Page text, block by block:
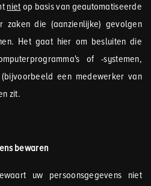
niet op basis van geautomatiseerde
zaken die (aanzienlijke) gevolgen
Het gaat hier om besluiten die
of -systemen,
een medewerker van
zit.
bewaren
uw persoonsgegevens niet